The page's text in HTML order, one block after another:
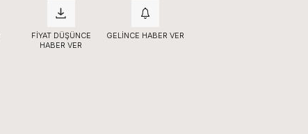
FIYAT DÜŞÜNCE
HABER VER
GELINCE HABER VER